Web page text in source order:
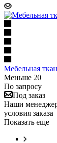
Мебельная
Меньше 20
По запросу
Под заказ
Наши
условия заказа
Показать еще